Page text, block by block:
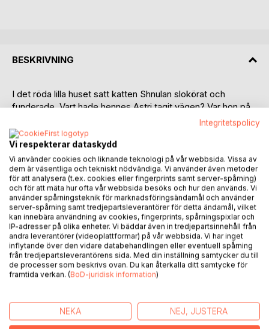
BESKRIVNING
I det röda lilla huset satt katten Shnulan slokörat och
funderade. Vart hade hennes Astri tagit vägen? Var hon på
den där Granskogsgården eller Grannskogsgården?
Shnulan lyckades aldrig lära sig skillnaden. Däremot förstod
hon alltför väl skillnaden på att ha sin Astri, eller att inte ha
henne.
Vid samma tid satt Tor och Kerstin och hade det tråkigt på
Granskogsgården. "Det har sina sidor att inte ramla av
pinn", sammanfattade Tor sin belägenhet. Den gamla
kroppen värkte och begränsade det mesta han ville göra. I
ett sådant läge var det lätt hänt att falla till föga för bitterhet
och hätskhet. Tor gjorde ändå sitt bästa för att inte bli som
surgubben Axel, som gick omkring och muttrade
okvädningsord i korridorerna. Kerstin for särskilt illa av
Axels svada, men med sitt dåliga minne glömde hon, tack
och lov, oftast bort hans påhopp.
för både Astri och Shnulan, men en Shnula visade sig vara
mångt mer svårplacerad än man kunde ana. Hade inte
Integritetspolicy
Vi respekterar dataskydd
Vi använder cookies och liknande teknologi på vår webbsida. Vissa av
dem är väsentliga och tekniskt nödvändiga. Vi använder även metoder
för att analysera (t.ex. cookies eller fingerprints samt server-spårning)
och för att mäta hur ofta vår webbsida besöks och hur den används. Vi
använder spårningsteknik för marknadsföringsändamål och använder
server-spårning samt tredjepartsleverantörer för detta ändamål, vilket
kan innebära användning av cookies, fingerprints, spårningspixlar och
IP-adresser på olika enheter. Vi bäddar även in tredjepartsinnehåll från
andra leverantörer (videoplattformar) på vår webbsida. Vi har inget
inflytande över den vidare databehandlingen eller eventuell spårning
från tredjepartsleverantörens sida. Med din inställning samtycker du till
de processer som beskrivs ovan. Du kan återkalla ditt samtycke för
framtida verkan. (BoD-juridisk information)
NEKA NEJ, JUSTERA